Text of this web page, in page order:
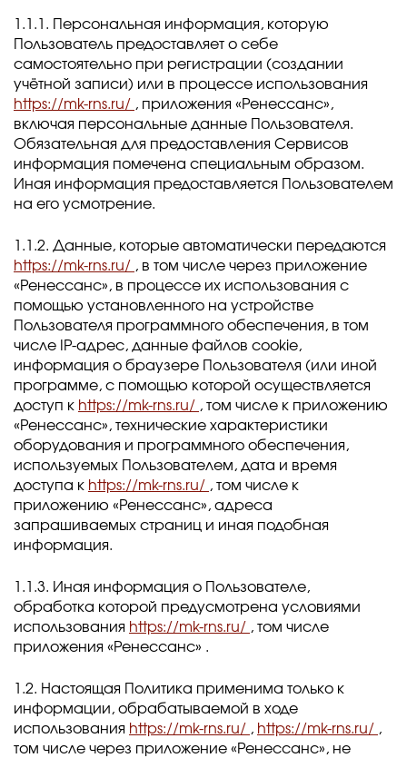
1.1.1. Персональная информация, которую
Пользователь предоставляет о себе
самостоятельно при регистрации (создании
учётной записи) или в процессе использования
https://mk-rns.ru/ , приложения «Ренессанс»,
включая персональные данные Пользователя.
Обязательная для предоставления Сервисов
информация помечена специальным образом.
Иная информация предоставляется Пользователем
на его усмотрение.
1.1.2. Данные, которые автоматически передаются
https://mk-rns.ru/ , в том числе через приложение
«Ренессанс», в процессе их использования с
помощью установленного на устройстве
Пользователя программного обеспечения, в том
числе IP-адрес, данные файлов cookie,
информация о браузере Пользователя (или иной
программе, с помощью которой осуществляется
доступ к https://mk-rns.ru/ , том числе к приложению
«Ренессанс», технические характеристики
оборудования и программного обеспечения,
используемых Пользователем, дата и время
доступа к https://mk-rns.ru/ , том числе к
приложению «Ренессанс», адреса
запрашиваемых страниц и иная подобная
информация.
1.1.3. Иная информация о Пользователе,
обработка которой предусмотрена условиями
использования https://mk-rns.ru/ , том числе
приложения «Ренессанс» .
1.2. Настоящая Политика применима только к
информации, обрабатываемой в ходе
использования https://mk-rns.ru/ , https://mk-rns.ru/ ,
том числе через приложение «Ренессанс», не